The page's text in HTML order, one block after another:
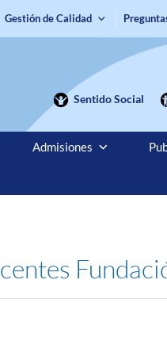
Gestión de Calidad
Sentido Social
Admisiones